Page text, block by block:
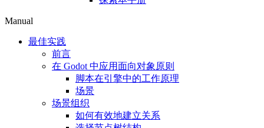
Manual
最佳实践
前言
在 Godot 中应用面向对象原则
脚本在引擎中的工作原理
场景
场景组织
如何有效地建立关系